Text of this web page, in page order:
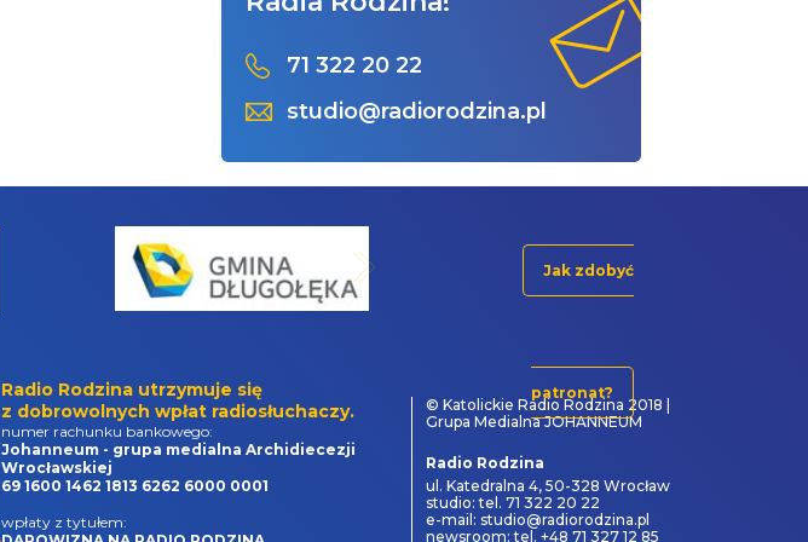
71 322 20 22
studio@radiorodzina.pl
Jak zdobyć
patronat?
Radio Rodzina utrzymuje się
z dobrowolnych wpłat radiosłuchaczy.
numer rachunku bankowego:
Johanneum - grupa medialna Archidiecezji
Wrocławskiej
69 1600 1462 1813 6262 6000 0001
wpłaty z tytułem:
© Katolickie Radio Rodzina 2018 |
Grupa Medialna JOHANNEUM
Radio Rodzina
ul. Katedralna 4, 50-328 Wrocław
studio: tel. 71 322 20 22
e-mail: studio@radiorodzina.pl
newsroom: tel. +48 71 327 12 85